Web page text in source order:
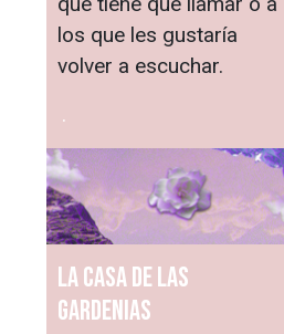
los que les gustaría
volver a escuchar.
.
La casa de las
gardenias